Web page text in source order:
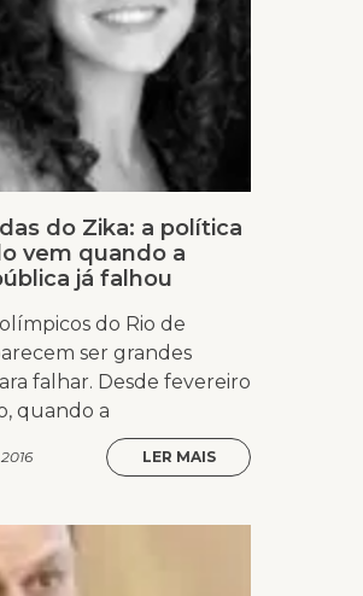
do Zika: a política
vem quando a
já falhou
do Rio de
ser grandes
falhar. Desde fevereiro
quando a
LER MAIS